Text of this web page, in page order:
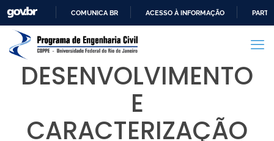
PARA
CONTEÚDO
COMUNICA BR ACESSO À INFORMAÇÃO
DESENVOLVIMENTO
E
CARACTERIZAÇÃO